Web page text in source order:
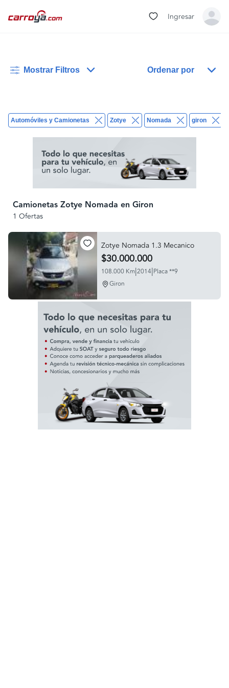
Ingresar
Mostrar Filtros Ordenar por
Automóviles y Camionetas Zotye Nomada giron
Camionetas Zotye Nomada en Giron
1 Ofertas
Zotye Nomada 1.3 Mecanico
$30.000.000
108.000 Km|2014|Placa **9
Giron